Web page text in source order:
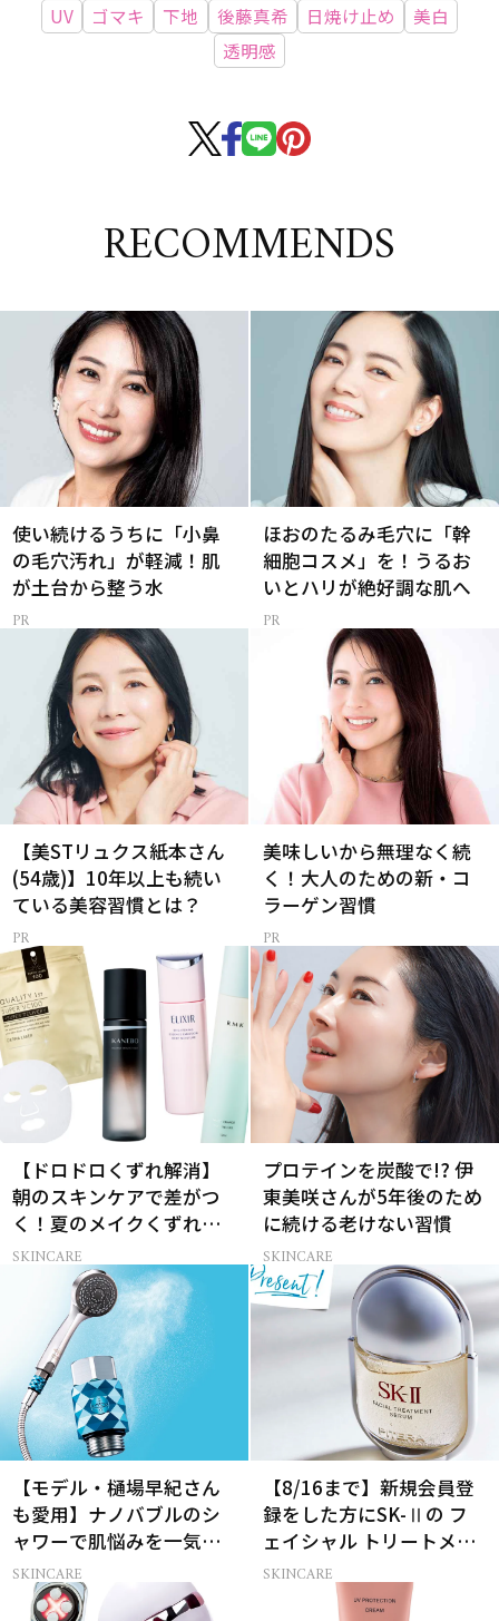
UV ゴマキ 下地 後藤真希 日焼け止め
美白
透明感
RECOMMENDS
使い続けるうちに「小鼻
の毛穴汚れ」が軽減！肌
が土台から整う水
ほおのたるみ毛穴に「幹
細胞コスメ」を！うるお
いとハリが絶好調な肌へ
【美STリュクス紙本さん
(54歳)】10年以上も続い
ている美容習慣とは？
美味しいから無理なく続
く！大人のための新・コ
ラーゲン習慣
【ドロドロくずれ解消】
朝のスキンケアで差がつ
く！夏のメイクくずれ防
止術
SKINCARE
プロテインを炭酸で!? 伊
東美咲さんが5年後のため
に続ける老けない習慣
SKINCARE
【モデル・樋場早紀さん
も愛用】ナノバブルのシ
ャワーで肌悩みを一気に
解決
SKINCARE
【8/16まで】新規会員登
録をした方にSK-Ⅱの フ
ェイシャル トリートメン
ト セラムをプレゼント！
SKINCARE